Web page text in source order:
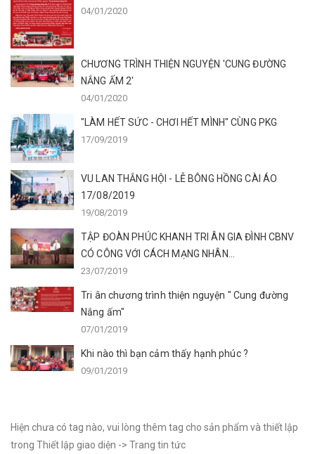
04/01/2020
CHƯƠNG TRÌNH THIỆN NGUYỆN 'CUNG ĐƯỜNG
NẮNG ẤM 2'
04/01/2020
"LÀM HẾT SỨC - CHƠI HẾT MÌNH" CÙNG PKG
17/09/2019
VU LAN THẮNG HỘI - LỄ BÔNG HỒNG CÀI ÁO
17/08/2019
19/08/2019
TẬP ĐOÀN PHÚC KHANH TRI ÂN GIA ĐÌNH CBNV
CÓ CÔNG VỚI CÁCH MẠNG NHÂN...
23/07/2019
Tri ân chương trình thiện nguyện " Cung đường
Nắng ấm"
07/01/2019
Khi nào thì bạn cảm thấy hạnh phúc ?
09/01/2019
Hiện chưa có tag nào, vui lòng thêm tag cho sản phẩm và thiết lập
trong Thiết lập giao diện -> Trang tin tức